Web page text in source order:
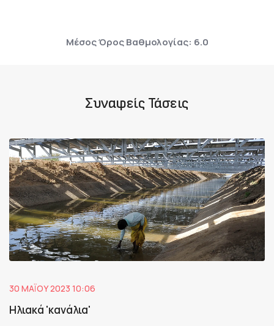
Μέσος Όρος Βαθμολογίας: 6.0
Συναφείς Τάσεις
30 ΜΑΪ́ΟΥ 2023 10:06
Ηλιακά 'κανάλια'